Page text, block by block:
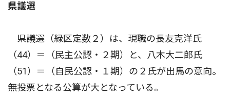
県議選
県議選（緑区定数２）は、現職の長友克洋氏
（44）＝（民主公認・２期）と、八木大二郎氏
（51）＝（自民公認・１期）の２氏が出馬の意向。
無投票となる公算が大となっている。